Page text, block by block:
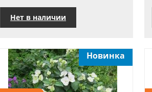
Нет в наличии
Новинка